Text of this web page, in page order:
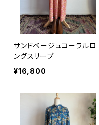
サンドベージュコーラルロ
ングスリーブ
¥16,800